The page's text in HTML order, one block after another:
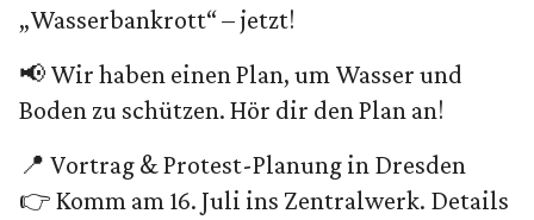
„Wasserbankrott“ – jetzt!
📢 Wir haben einen Plan, um Wasser und
Boden zu schützen. Hör dir den Plan an!
📍 Vortrag & Protest-Planung in Dresden
👉 Komm am 16. Juli ins Zentralwerk. Details